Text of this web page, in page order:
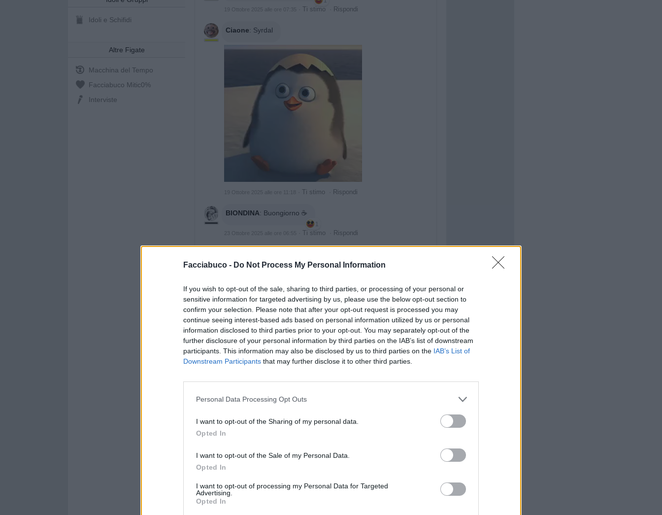
Facciabuco - Do Not Process My Personal Information
If you wish to opt-out of the sale, sharing to third parties, or processing of your personal or
sensitive information for targeted advertising by us, please use the below opt-out section to
confirm your selection. Please note that after your opt-out request is processed you may
continue seeing interest-based ads based on personal information utilized by us or personal
information disclosed to third parties prior to your opt-out. You may separately opt-out of the
further disclosure of your personal information by third parties on the IAB’s list of downstream
participants. This information may also be disclosed by us to third parties on the IAB’s List of
Downstream Participants that may further disclose it to other third parties.
Personal Data Processing Opt Outs
I want to opt-out of the Sharing of my personal data.
Opted In
I want to opt-out of the Sale of my Personal Data.
Opted In
I want to opt-out of processing my Personal Data for Targeted
Advertising.
Opted In
Idoli e Schifidi
Altre Figate
Macchina del Tempo
Facciabuco Mitic0%
Interviste
19 Ottobre 2025 alle ore 07:35 Ti stimo Rispondi
Ciaone: Syrdal
19 Ottobre 2025 alle ore 11:18 Ti stimo Rispondi
BIONDINA: Buongiorno ☕
1
23 Ottobre 2025 alle ore 06:55 Ti stimo Rispondi
1